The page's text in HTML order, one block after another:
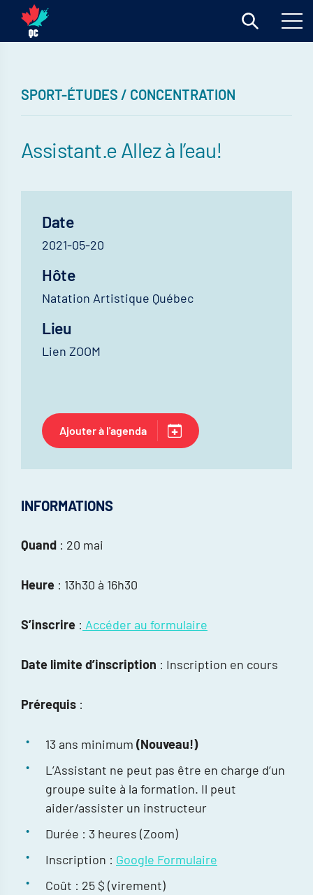
SPORT-ÉTUDES / CONCENTRATION
Assistant.e Allez à l’eau!
INFORMATIONS
Quand : 20 mai
Heure : 13h30 à 16h30
S’inscrire : Accéder au formulaire
Date limite d’inscription : Inscription en cours
Prérequis :
13 ans minimum (Nouveau!)
L’Assistant ne peut pas être en charge d’un
groupe suite à la formation. Il peut
aider/assister un instructeur
Durée : 3 heures (Zoom)
Inscription : Google Formulaire
Coût : 25 $ (virement)
Date
2021-05-20
Hôte
Natation Artistique Québec
Lieu
Lien ZOOM
Ajouter à l'agenda